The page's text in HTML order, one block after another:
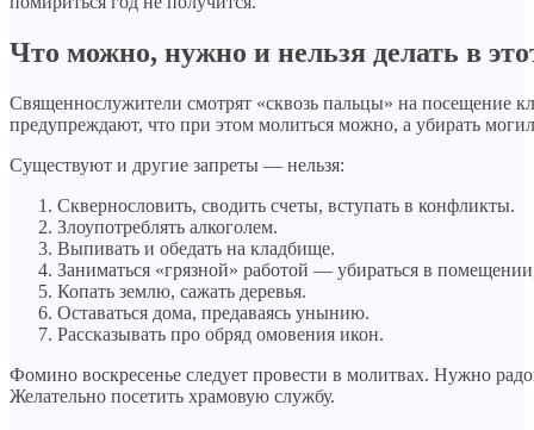
Что можно, нужно и нельзя делать в
Священнослужители смотрят «сквозь пальцы» на посещение
предупреждают, что при этом молиться можно, а убирать
Существуют и другие запреты — нельзя:
Сквернословить, сводить счеты, вступать в конфликты.
Злоупотреблять алкоголем.
Выпивать и обедать на кладбище.
Заниматься «грязной» работой — убираться в
Копать землю, сажать деревья.
Оставаться дома, предаваясь унынию.
Рассказывать про обряд омовения икон.
Фомино воскресенье следует провести в молитвах. Нужно
Желательно посетить храмовую службу.